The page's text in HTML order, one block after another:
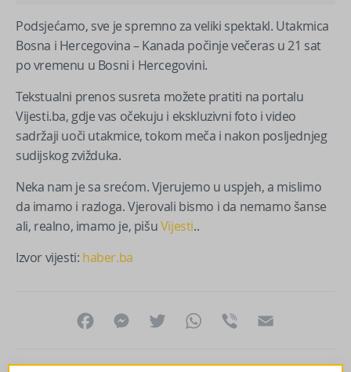
Podsjećamo, sve je spremno za veliki spektakl. Utakmica
Bosna i Hercegovina – Kanada počinje večeras u 21 sat
po vremenu u Bosni i Hercegovini.
Tekstualni prenos susreta možete pratiti na portalu
Vijesti.ba, gdje vas očekuju i ekskluzivni foto i video
sadržaji uoči utakmice, tokom meča i nakon posljednjeg
sudijskog zvižduka.
Neka nam je sa srećom. Vjerujemo u uspjeh, a mislimo
da imamo i razloga. Vjerovali bismo i da nemamo šanse
ali, realno, imamo je, pišuVijesti..
Izvor vijesti: haber.ba
FacebookMessenger
Twitter WhatsApp
Viber